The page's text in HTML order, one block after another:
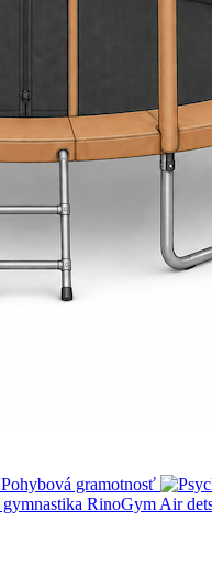
Pohybová gramotnosť
RinoGym Air